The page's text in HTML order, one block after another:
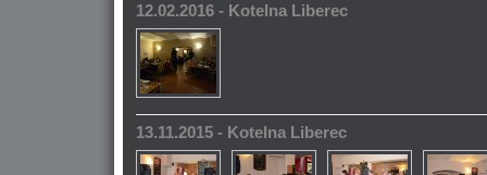
12.02.2016 - Kotelna Liberec
13.11.2015 - Kotelna Liberec